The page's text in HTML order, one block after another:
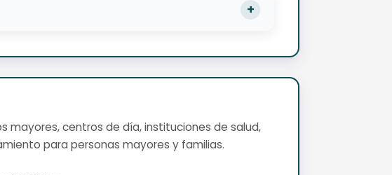
mayores, centros de día, instituciones de salud,
para personas mayores y familias.